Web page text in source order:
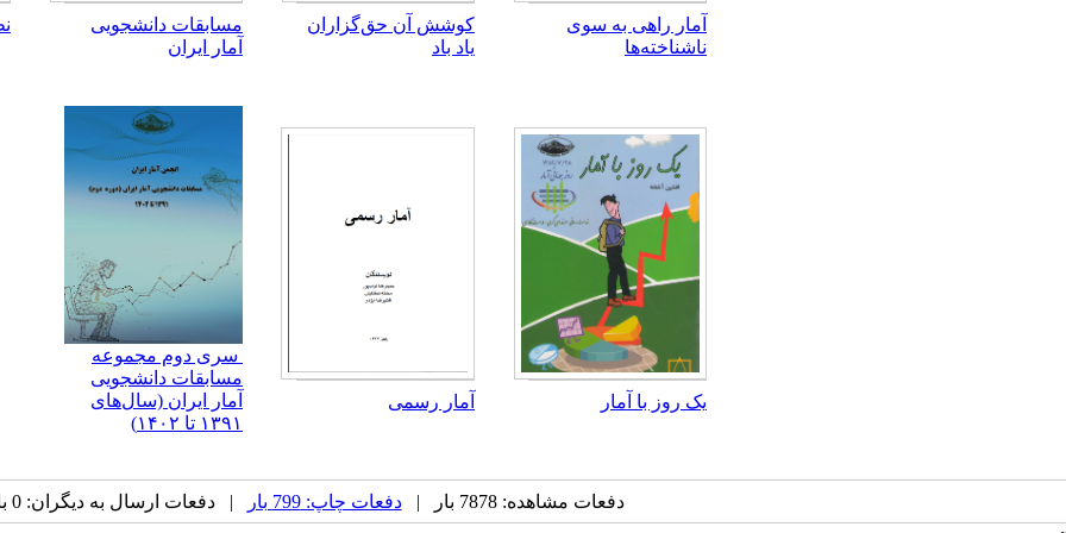
آمار راهی به سوی
ناشناخته‌ها
کوشش آن حق‌گزاران
یاد باد
مسابقات دانشجویی
آمار ایران
یک روز با آمار آمار رسمی
سری دوم مجموعه
مسابقات دانشجویی
آمار ایران (سال‌های
۱۳۹۱ تا ۱۴۰۲)
دفعات مشاهده: 7878 بار | دفعات چاپ: 799 بار | دفعات ارسال به دیگران: 0 بار |